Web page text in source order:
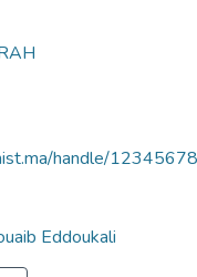
handle/
Eddoukali